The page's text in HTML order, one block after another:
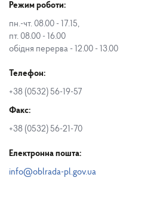
Режим роботи:
пн.-чт. 08.00 - 17.15,
пт. 08.00 - 16.00
обідня перерва - 12.00 - 13.00
Телефон:
+38 (0532) 56-19-57
Факс:
+38 (0532) 56-21-70
Електронна пошта:
info@oblrada-pl.gov.ua